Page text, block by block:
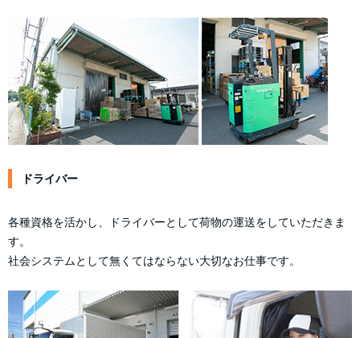
ドライバー
各種資格を活かし、ドライバーとして荷物の運送をしていただきま
す。
社会システムとして無くてはならない大切なお仕事です。